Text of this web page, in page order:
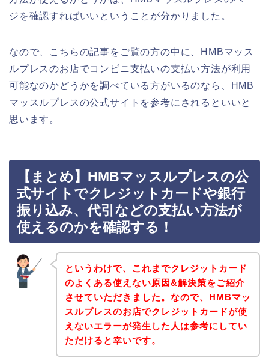
ジを確認すればいいということが分かりました。
なので、こちらの記事をご覧の方の中に、HMBマッス
ルプレスのお店でコンビニ支払いの支払い方法が利用
可能なのかどうかを調べている方がいるのなら、HMB
マッスルプレスの公式サイトを参考にされるといいと
思います。
【まとめ】HMBマッスルプレスの公
式サイトでクレジットカードや銀行
振り込み、代引などの支払い方法が
使えるのかを確認する！
というわけで、これまでクレジットカード
のよくある使えない原因&解決策をご紹介
させていただきました。なので、HMBマッ
スルプレスのお店でクレジットカードが使
えないエラーが発生した人は参考にしてい
ただけると幸いです。